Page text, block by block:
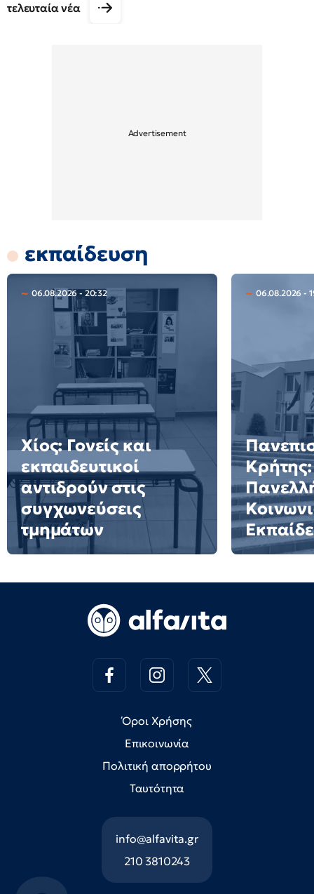
τελευταία νέα
εκπαίδευση
06.08.2026 - 20:32
Χίος: Γονείς και
εκπαιδευτικοί
αντιδρούν στις
συγχωνεύσεις
τμημάτων
06.08.2026 -
Όροι Χρήσης
Επικοινωνία
Πολιτική απορρήτου
Ταυτότητα
info@alfavita.gr
210 3810243